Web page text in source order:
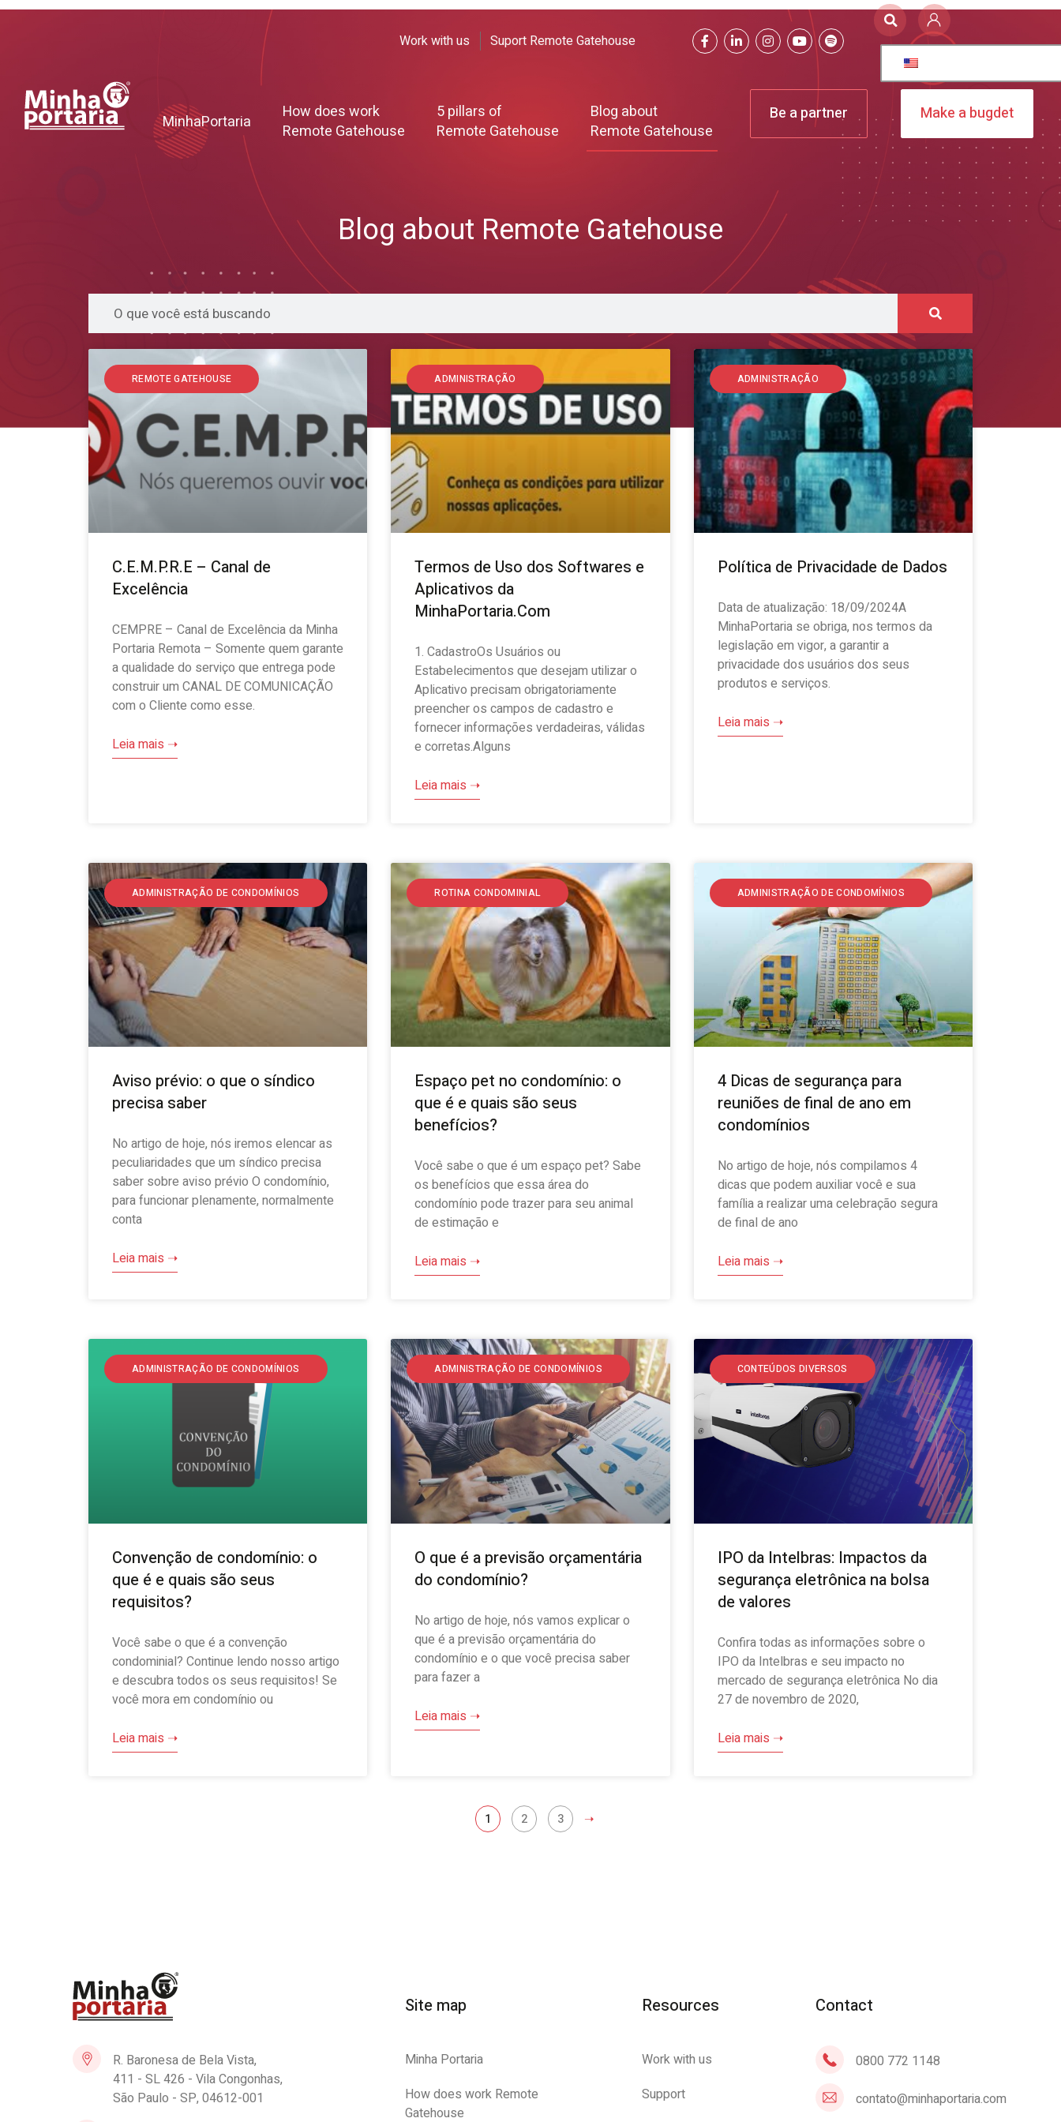
Work with us Suport Remote Gatehouse
MinhaPortaria
How does work
Remote Gatehouse
5 pillars of
Remote Gatehouse
Blog about
Remote Gatehouse
Be a partner Make a bugdet
Blog about Remote Gatehouse
REMOTE GATEHOUSE
C.E.M.P.R.E – Canal de
Excelência
CEMPRE – Canal de Excelência da Minha
Portaria Remota – Somente quem garante
a qualidade do serviço que entrega pode
construir um CANAL DE COMUNICAÇÃO
com o Cliente como esse.
Leia mais ➝
ADMINISTRAÇÃO
Termos de Uso dos Softwares e
Aplicativos da
MinhaPortaria.Com
1. CadastroOs Usuários ou
Estabelecimentos que desejam utilizar o
Aplicativo precisam obrigatoriamente
preencher os campos de cadastro e
fornecer informações verdadeiras, válidas
e corretas.Alguns
Leia mais ➝
ADMINISTRAÇÃO
Política de Privacidade de Dados
Data de atualização: 18/09/2024A
MinhaPortaria se obriga, nos termos da
legislação em vigor, a garantir a
privacidade dos usuários dos seus
produtos e serviços.
Leia mais ➝
ADMINISTRAÇÃO DE CONDOMÍNIOS
Aviso prévio: o que o síndico
precisa saber
No artigo de hoje, nós iremos elencar as
peculiaridades que um síndico precisa
saber sobre aviso prévio O condomínio,
para funcionar plenamente, normalmente
conta
Leia mais ➝
ROTINA CONDOMINIAL
Espaço pet no condomínio: o
que é e quais são seus
benefícios?
Você sabe o que é um espaço pet? Sabe
os benefícios que essa área do
condomínio pode trazer para seu animal
de estimação e
Leia mais ➝
ADMINISTRAÇÃO DE CONDOMÍNIOS
4 Dicas de segurança para
reuniões de final de ano em
condomínios
No artigo de hoje, nós compilamos 4
dicas que podem auxiliar você e sua
família a realizar uma celebração segura
de final de ano
Leia mais ➝
ADMINISTRAÇÃO DE CONDOMÍNIOS
Convenção de condomínio: o
que é e quais são seus
requisitos?
Você sabe o que é a convenção
condominial? Continue lendo nosso artigo
e descubra todos os seus requisitos! Se
você mora em condomínio ou
Leia mais ➝
ADMINISTRAÇÃO DE CONDOMÍNIOS
O que é a previsão orçamentária
do condomínio?
No artigo de hoje, nós vamos explicar o
que é a previsão orçamentária do
condomínio e o que você precisa saber
para fazer a
Leia mais ➝
CONTEÚDOS DIVERSOS
IPO da Intelbras: Impactos da
segurança eletrônica na bolsa
de valores
Confira todas as informações sobre o
IPO da Intelbras e seu impacto no
mercado de segurança eletrônica No dia
27 de novembro de 2020,
Leia mais ➝
1 2 3 ➝
R. Baronesa de Bela Vista,
411 - SL 426 - Vila Congonhas,
São Paulo - SP, 04612-001
Site map
Minha Portaria
How does work Remote
Gatehouse
Resources
Work with us
Support
Contact
0800 772 1148
contato@minhaportaria.com